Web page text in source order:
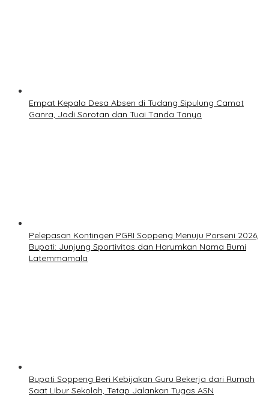
Empat Kepala Desa Absen di Tudang Sipulung Camat
Ganra, Jadi Sorotan dan Tuai Tanda Tanya
Pelepasan Kontingen PGRI Soppeng Menuju Porseni 2026,
Bupati: Junjung Sportivitas dan Harumkan Nama Bumi
Latemmamala
Bupati Soppeng Beri Kebijakan Guru Bekerja dari Rumah
Saat Libur Sekolah, Tetap Jalankan Tugas ASN